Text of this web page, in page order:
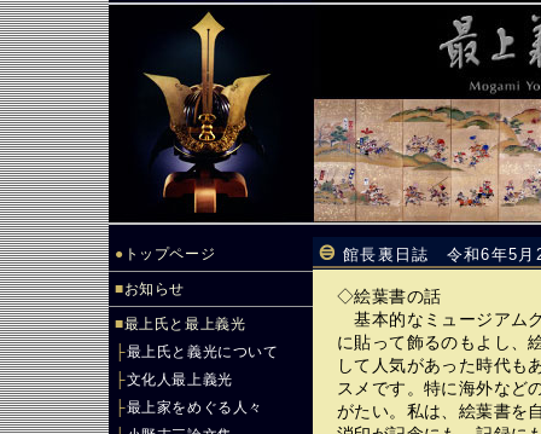
● トップページ
■お知らせ
■最上氏と最上義光
├最上氏と義光について
├文化人最上義光
├最上家をめぐる人々
館長裏日誌 令和6年5月
◇絵葉書の話
基本的なミュージアム
に貼って飾るのもよし、
して人気があった時代も
スメです。特に海外など
がたい。私は、絵葉書を